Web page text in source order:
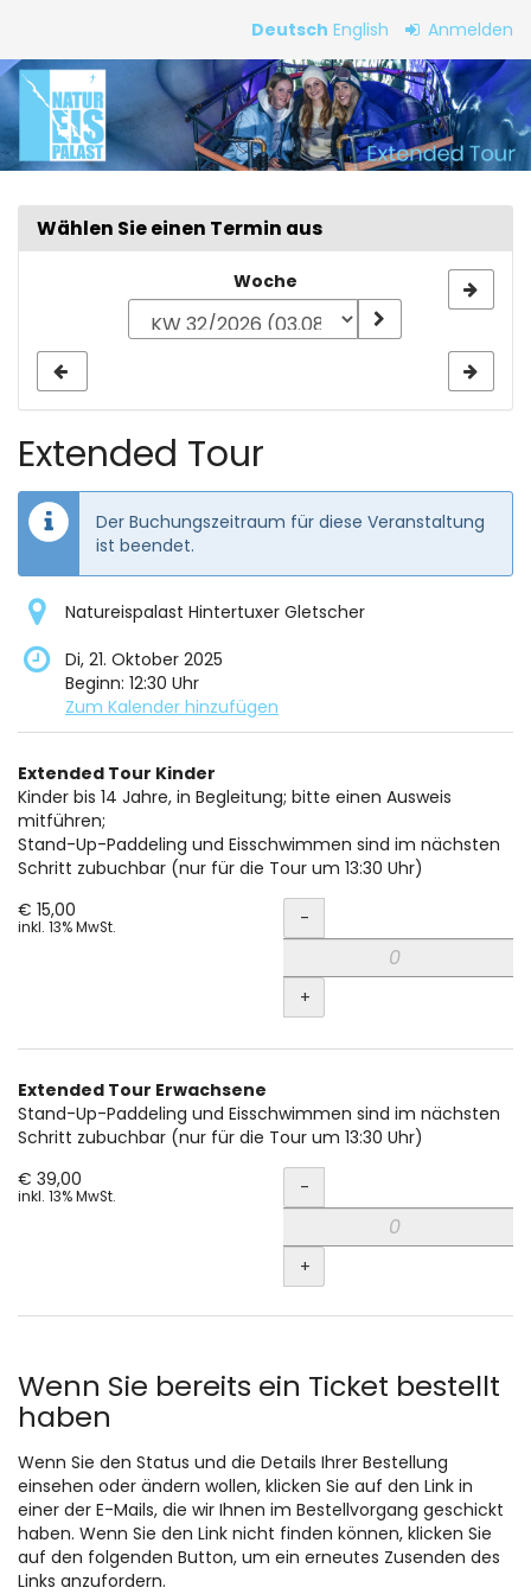
Inhalt
springen
Deutsch English Anmelden
Extended
Tour
Wählen Sie einen Termin aus
zur
Woche
Extended Tour
Der Buchungszeitraum für diese Veranstaltung
ist beendet.
Natureispalast Hintertuxer Gletscher
Di, 21. Oktober 2025
Beginn: 12:30 Uhr
Zum Kalender hinzufügen
Produkte
Unkategorisierte
Produkte
Extended Tour Kinder
Kinder bis 14 Jahre, in Begleitung; bitte einen Ausweis
mitführen;
Stand-Up-Paddeling und Eisschwimmen sind im nächsten
Schritt zubuchbar (nur für die Tour um 13:30 Uhr)
€ 15,00
inkl. 13% MwSt. Menge
-
+
Extended Tour Erwachsene
Stand-Up-Paddeling und Eisschwimmen sind im nächsten
Schritt zubuchbar (nur für die Tour um 13:30 Uhr)
€ 39,00
inkl. 13% MwSt. Menge
-
+
Wenn Sie bereits ein Ticket bestellt
haben
Wenn Sie den Status und die Details Ihrer Bestellung
einsehen oder ändern wollen, klicken Sie auf den Link in
einer der E-Mails, die wir Ihnen im Bestellvorgang geschickt
haben. Wenn Sie den Link nicht finden können, klicken Sie
auf den folgenden Button, um ein erneutes Zusenden des
Links anzufordern.